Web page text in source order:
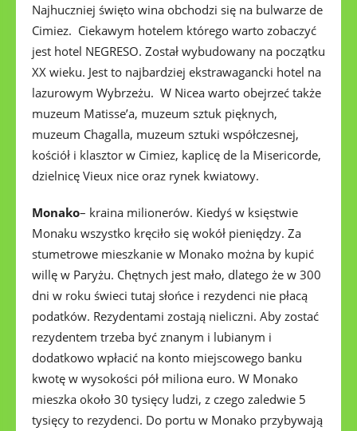
Najhuczniej święto wina obchodzi się na bulwarze de
Cimiez. Ciekawym hotelem którego warto zobaczyć
jest hotel NEGRESO. Został wybudowany na początku
XX wieku. Jest to najbardziej ekstrawagancki hotel na
lazurowym Wybrzeżu. W Nicea warto obejrzeć także
muzeum Matisse’a, muzeum sztuk pięknych,
muzeum Chagalla, muzeum sztuki współczesnej,
kościół i klasztor w Cimiez, kaplicę de la Misericorde,
dzielnicę Vieux nice oraz rynek kwiatowy.
Monako– kraina milionerów. Kiedyś w księstwie
Monaku wszystko kręciło się wokół pieniędzy. Za
stumetrowe mieszkanie w Monako można by kupić
willę w Paryżu. Chętnych jest mało, dlatego że w 300
dni w roku świeci tutaj słońce i rezydenci nie płacą
podatków. Rezydentami zostają nieliczni. Aby zostać
rezydentem trzeba być znanym i lubianym i
dodatkowo wpłacić na konto miejscowego banku
kwotę w wysokości pół miliona euro. W Monako
mieszka około 30 tysięcy ludzi, z czego zaledwie 5
tysięcy to rezydenci. Do portu w Monako przybywają